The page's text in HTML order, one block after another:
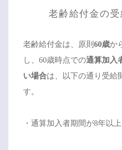
老齢給付金の
老齢給付金は、原則 60歳か
し、60歳時点での通算加入
い場合は、以下の通り受給
す。
・通算加入者期間が8年以